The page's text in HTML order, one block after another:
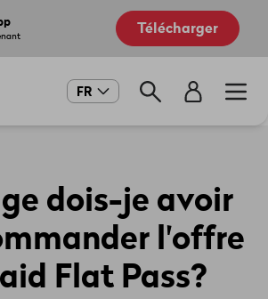
Télécharger
FR
dois-je avoir
l'offre
Flat Pass?